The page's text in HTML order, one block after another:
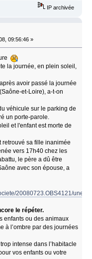
IP archivée
09:56:46 »
la journée, en plein soleil,
avoir passé la journée
et-Loire), a-t-on
véhicule sur le parking de
un porte-parole.
et l'enfant est morte de
retrouvé sa fille inanimée
vers 17h40 chez les
le père a dû être
avec son épouse, a
20080723.OBS4121/
répéter.
enfants ou des animaux
à l’ombre par des journées
intense dans l’habitacle
vos enfants ou votre